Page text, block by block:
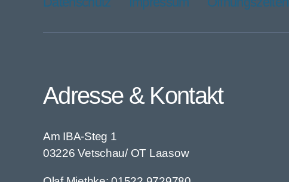
Adresse & Kontakt
Am IBA-Steg 1
03226 Vetschau/ OT Laasow